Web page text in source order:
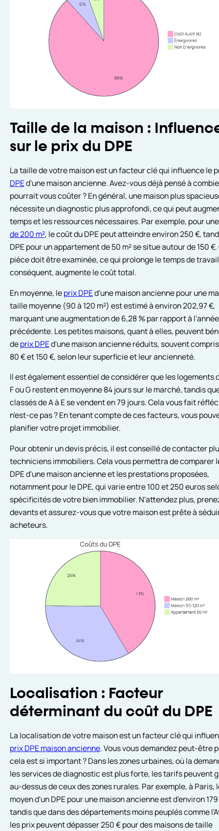
Taille de la maison :
sur le prix du DPE
La taille de votre maison est un facteur clé qui influence le
DPEd'une maison ancienne. Avez-vous déjà pensé à
pourrait vous coûter ? En général, une maison plus
nécessite un diagnostic plus approfondi, ce qui peut
temps et les ressources nécessaires. Par exemple, pour
de 200 m², le coût du DPE peut atteindre environ 250 €,
DPE pour un appartement de 50 m² se situe autour de 150
pièce doit être examinée, ce qui prolonge le temps de
conséquent, augmente le coût total.
En moyenne, leprix DPEd'une maison ancienne pour une
taille moyenne (90 à 120 m²) est estimé à environ 202,97 €,
marquant une augmentation de 6,28 % par rapport à l'année
précédente. Les petites maisons, quant à elles, peuvent
deprix DPEd'une maison ancienne réduits, souvent
80 € et 150 €, selon leur superficie et leur ancienneté.
Il est également essentiel de considérer que les logements
F ou G restent en moyenne 84 jours sur le marché, tandis
classés de A à E se vendent en 79 jours. Cela vous fait
n'est-ce pas ? En tenant compte de ces facteurs, vous
planifier votre projet immobilier.
Pour obtenir un devis précis, il est conseillé de contacter
techniciens immobiliers. Cela vous permettra de comparer
DPE d'une maison ancienne et les prestations proposées,
notamment pour le DPE, qui varie entre 100 et 250 euros
spécificités de votre bien immobilier. N'attendez plus,
devants et assurez-vous que votre maison est prête à
acheteurs.
Localisation : Facteur
déterminant du coût du DPE
La localisation de votre maison est un facteur clé qui
prix DPE maison ancienne. Vous vous demandez peut-être
cela est si important ? Dans les zones urbaines, où la
les services de diagnostic est plus forte, les tarifs peuvent
au-dessus de ceux des zones rurales. Par exemple, à Paris,
moyen d'un DPE pour une maison ancienne est d'environ
tandis que dans des départements moins peuplés comme
les prix peuvent dépasser 250 € pour des maisons de taille